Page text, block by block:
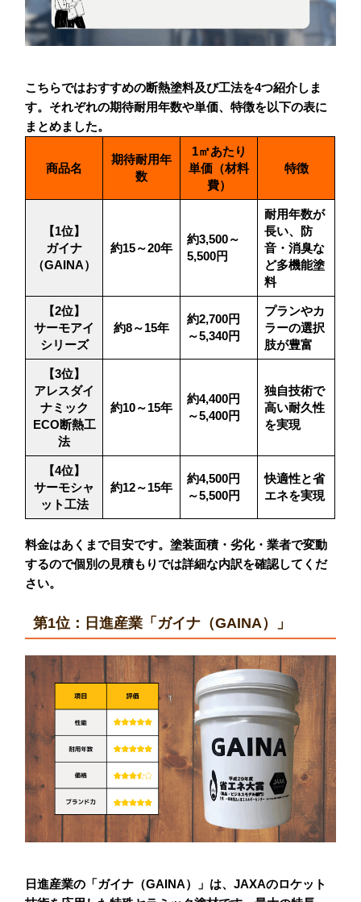
こちらではおすすめの断熱塗料及び工法を4つ紹介しま
す。それぞれの期待耐用年数や単価、特徴を以下の表に
まとめました。
商品名
期待耐用年
数
1㎡あたり
単価（材料
費）
特徴
【1位】
ガイナ
（GAINA）
約15～20年
約3,500～
5,500円
耐用年数が
長い、防
音・消臭な
ど多機能塗
料
【2位】
サーモアイ
シリーズ
約8～15年
約2,700円
～5,340円
プランやカ
ラーの選択
肢が豊富
【3位】
アレスダイ
ナミック
ECO断熱工
法
約10～15年
約4,400円
～5,400円
独自技術で
高い耐久性
を実現
【4位】
サーモシャ
ット工法
約12～15年
約4,500円
～5,500円
快適性と省
エネを実現
料金はあくまで目安です。塗装面積・劣化・業者で変動
するので個別の見積もりでは詳細な内訳を確認してくだ
さい。
第1位：日進産業「ガイナ（GAINA）」
日進産業の「ガイナ（GAINA）」は、JAXAのロケット